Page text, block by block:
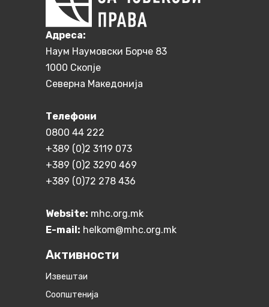
Aдреса:
Наум Наумовски Борче 83
1000 Скопје
Северна Македонија
Телефони
0800 44 222
+389 (0)2 3119 073
+389 (0)2 3290 469
+389 (0)72 278 436
Website: mhc.org.mk
E-mail: helkom@mhc.org.mk
Активности
Извештаи
Соопштенија